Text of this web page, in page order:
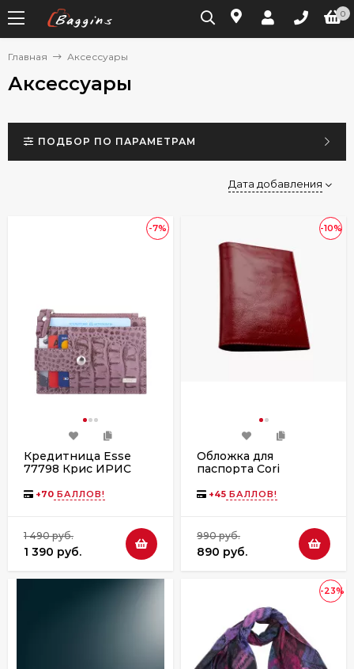
0
Главная Аксессуары
Аксессуары
ПОДБОР ПО ПАРАМЕТРАМ
Дата добавления
-7%
Кредитница Esse
77798 Крис ИРИС
+70 БАЛЛОВ!
1 490 руб.
1 390 руб.
-10%
Обложка для
паспорта Cori
+45 БАЛЛОВ!
990 руб.
890 руб.
-23%